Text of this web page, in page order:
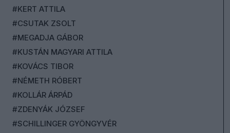
#KERT ATTILA
#CSUTAK ZSOLT
#MEGADJA GÁBOR
#KUSTÁN MAGYARI ATTILA
#KOVÁCS TIBOR
#NÉMETH RÓBERT
#KOLLÁR ÁRPÁD
#ZDENYÁK JÓZSEF
#SCHILLINGER GYÖNGYVÉR